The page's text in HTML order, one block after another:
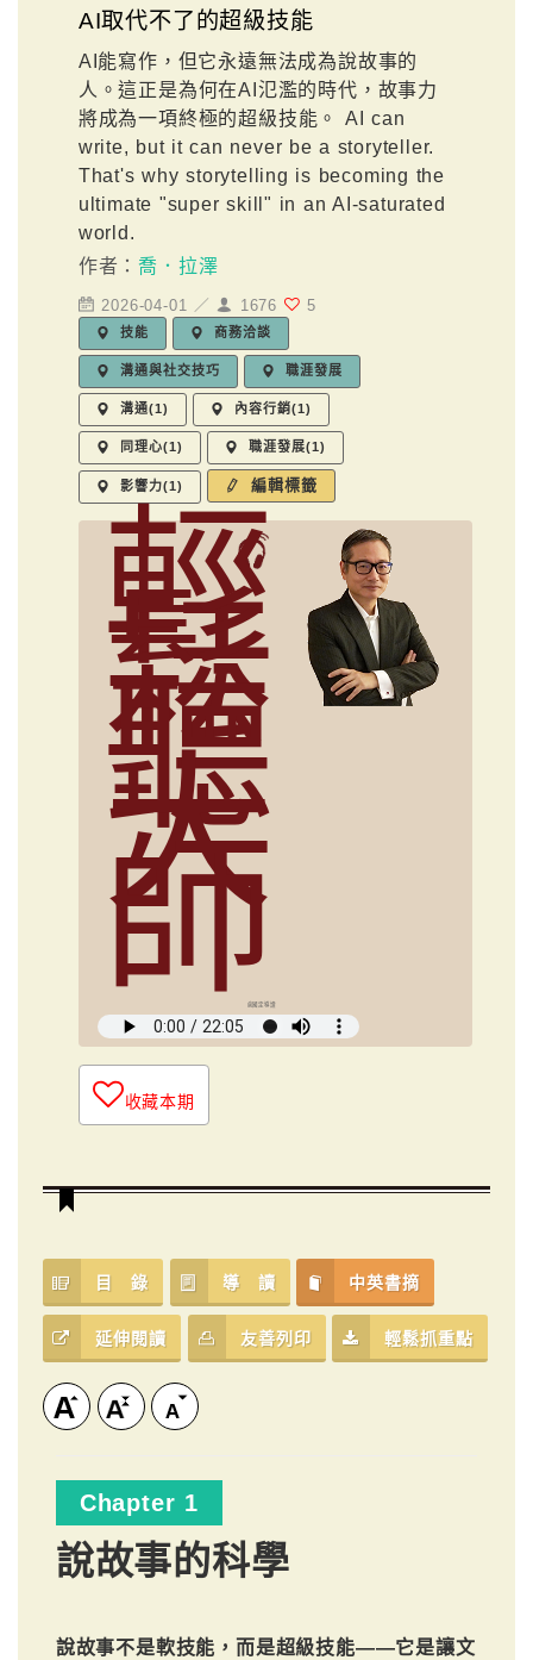
AI取代不了的超級技能
AI能寫作，但它永遠無法成為說故事的
人。這正是為何在AI氾濫的時代，故事力
將成為一項終極的超級技能。 AI can
write, but it can never be a storyteller.
That's why storytelling is becoming the
ultimate "super skill" in an AI-saturated
world.
作者：喬．拉澤
2026-04-01 ／ 1676 5
技能 商務洽談
溝通與社交技巧 職涯發展
溝通(1) 內容行銷(1)
同理心(1) 職涯發展(1)
影響力(1) 編輯標籤
輕
鬆
聽
大
師
俞國定導讀
收藏本期
目 錄 導 讀 中英書摘
延伸閱讀 友善列印 輕鬆抓重點
Chapter 1
說故事的科學
說故事不是軟技能，而是超級技能——它是讓文